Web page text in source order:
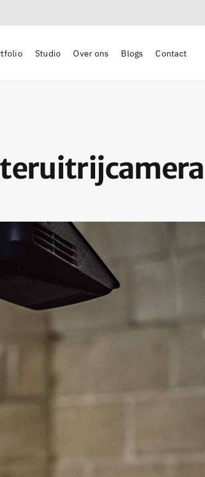
Studio Over ons Blogs Contact